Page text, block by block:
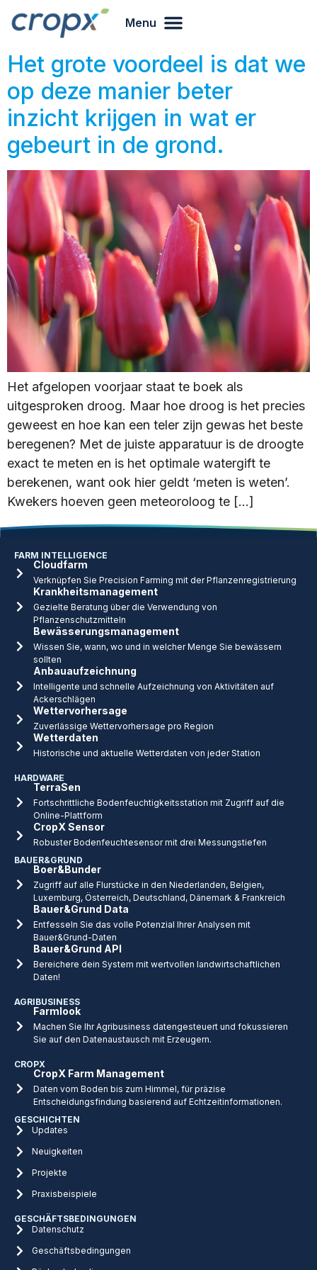
Menu
Het grote voordeel is dat we
op deze manier beter
inzicht krijgen in wat er
gebeurt in de grond.
Het afgelopen voorjaar staat te boek als
uitgesproken droog. Maar hoe droog is het precies
geweest en hoe kan een teler zijn gewas het beste
beregenen? Met de juiste apparatuur is de droogte
exact te meten en is het optimale watergift te
berekenen, want ook hier geldt ‘meten is weten’.
Kwekers hoeven geen meteoroloog te […]
FARM INTELLIGENCE
Cloudfarm
Verknüpfen Sie Precision Farming mit der Pflanzenregistrierung
Krankheitsmanagement
Gezielte Beratung über die Verwendung von
Pflanzenschutzmitteln
Bewässerungsmanagement
Wissen Sie, wann, wo und in welcher Menge Sie bewässern
sollten
Anbauaufzeichnung
Intelligente und schnelle Aufzeichnung von Aktivitäten auf
Ackerschlägen
Wettervorhersage
Zuverlässige Wettervorhersage pro Region
Wetterdaten
Historische und aktuelle Wetterdaten von jeder Station
HARDWARE
TerraSen
Fortschrittliche Bodenfeuchtigkeitsstation mit Zugriff auf die
Online-Plattform
CropX Sensor
Robuster Bodenfeuchtesensor mit drei Messungstiefen
BAUER&GRUND
Boer&Bunder
Zugriff auf alle Flurstücke in den Niederlanden, Belgien,
Luxemburg, Österreich, Deutschland, Dänemark & Frankreich
Bauer&Grund Data
Entfesseln Sie das volle Potenzial Ihrer Analysen mit
Bauer&Grund-Daten
Bauer&Grund API
Bereichere dein System mit wertvollen landwirtschaftlichen
Daten!
AGRIBUSINESS
Farmlook
Machen Sie Ihr Agribusiness datengesteuert und fokussieren
Sie auf den Datenaustausch mit Erzeugern.
CROPX
CropX Farm Management
Daten vom Boden bis zum Himmel, für präzise
Entscheidungsfindung basierend auf Echtzeitinformationen.
GESCHICHTEN
Updates
Neuigkeiten
Projekte
Praxisbeispiele
GESCHÄFTSBEDINGUNGEN
Datenschutz
Geschäftsbedingungen